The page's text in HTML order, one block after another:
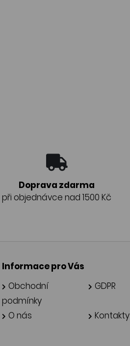
Doprava zdarma
při objednávce nad 1500 Kč
Informace pro Vás
Obchodní
podmínky
GDPR
O nás Kontakty